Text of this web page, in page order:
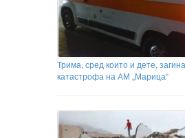
Трима, сред които и дете,
катастрофа на АМ „Марица“